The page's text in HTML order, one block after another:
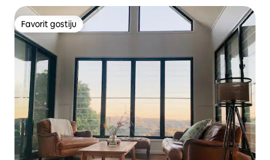
Favorit gostiju
Favorit gostiju